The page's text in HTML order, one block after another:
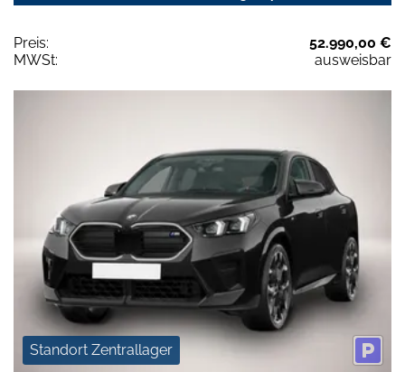
Preis:
52.990,00 €
MWSt:
ausweisbar
Standort Zentrallager